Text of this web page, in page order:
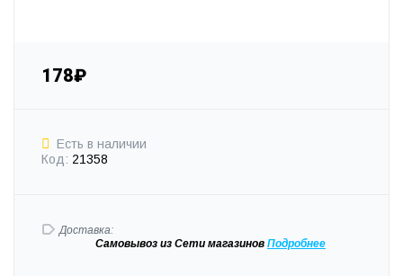
178₽
Есть в наличии
Код: 21358
Доставка:
Самовывоз из Сети магазинов Подробнее